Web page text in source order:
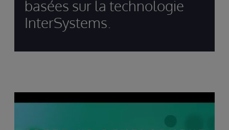
basées sur la technologie
InterSystems.